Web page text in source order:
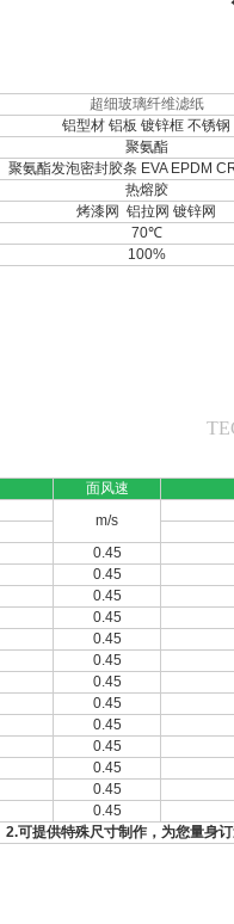
超细玻璃纤维滤纸
铝型材 铝板 镀锌框 不锈钢
聚氨酯
聚氨酯发泡密封胶条 EVA EPDM
热熔胶
烤漆网 铝拉网 镀锌网
70℃
100%
面风速
m/s
0.45
0.45
0.45
0.45
0.45
0.45
0.45
0.45
0.45
0.45
0.45
0.45
0.45
2.可提供特殊尺寸制作，为您量身